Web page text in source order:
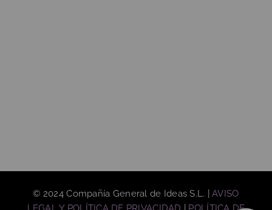
© 2024 Compañía General de Ideas S.L. |AVISO